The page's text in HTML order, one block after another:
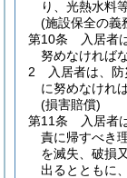
り、光熱水料
(施設保全の義
第10条
入居者
努めなければ
2
入居者は、
に努めなけれ
(損害賠償)
第11条
入居者
責に帰すべき
を滅失、破損
出るとともに